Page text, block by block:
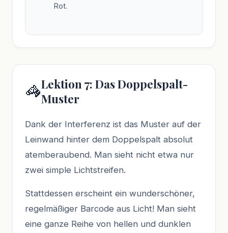
Rot.
🦓Lektion 7: Das Doppelspalt-
Muster
Dank der Interferenz ist das Muster auf der
Leinwand hinter dem Doppelspalt absolut
atemberaubend. Man sieht nicht etwa nur
zwei simple Lichtstreifen.
Stattdessen erscheint ein wunderschöner,
regelmäßiger Barcode aus Licht! Man sieht
eine ganze Reihe von hellen und dunklen